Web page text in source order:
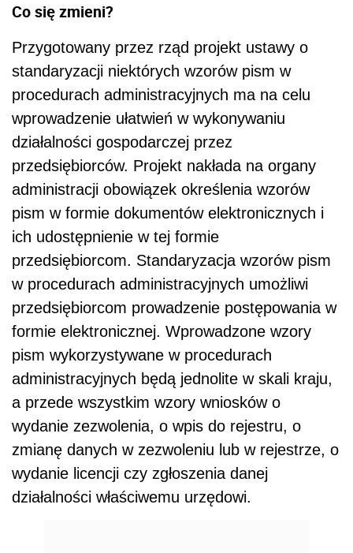
Co się zmieni?
Przygotowany przez rząd projekt ustawy o
standaryzacji niektórych wzorów pism w
procedurach administracyjnych ma na celu
wprowadzenie ułatwień w wykonywaniu
działalności gospodarczej przez
przedsiębiorców. Projekt nakłada na organy
administracji obowiązek określenia wzorów
pism w formie dokumentów elektronicznych i
ich udostępnienie w tej formie
przedsiębiorcom. Standaryzacja wzorów pism
w procedurach administracyjnych umożliwi
przedsiębiorcom prowadzenie postępowania w
formie elektronicznej. Wprowadzone wzory
pism wykorzystywane w procedurach
administracyjnych będą jednolite w skali kraju,
a przede wszystkim wzory wniosków o
wydanie zezwolenia, o wpis do rejestru, o
zmianę danych w zezwoleniu lub w rejestrze, o
wydanie licencji czy zgłoszenia danej
działalności właściwemu urzędowi.